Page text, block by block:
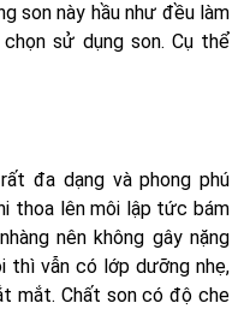
son này hầu như đều làm
sử dụng son. Cụ thể
đa dạng và phong phú
thoa lên môi lập tức bám
nên không gây nặng
thì vẫn có lớp dưỡng nhẹ,
mắt. Chất son có độ che